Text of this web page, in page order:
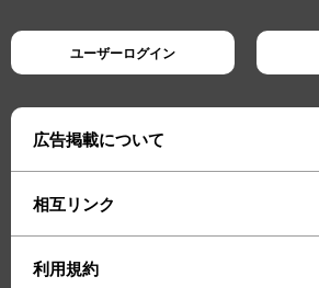
ユーザーログイン
広告掲載について
相互リンク
利用規約